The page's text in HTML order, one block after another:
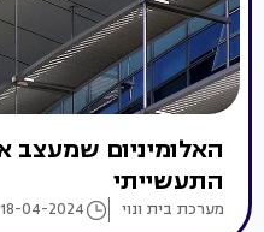
האלומיניום שמעצב
התעשייתי
מערכת בית ונוי 18-04-2024